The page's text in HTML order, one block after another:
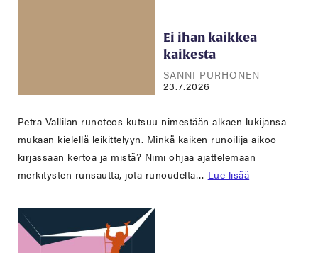
Ei ihan kaikkea
kaikesta
SANNI PURHONEN
23.7.2026
Petra Vallilan runoteos kutsuu nimestään alkaen lukijansa
mukaan kielellä leikittelyyn. Minkä kaiken runoilija aikoo
kirjassaan kertoa ja mistä? Nimi ohjaa ajattelemaan
merkitysten runsautta, jota runoudelta… Lue lisää